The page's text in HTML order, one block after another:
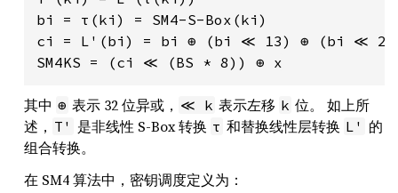
bi = τ(ki) = SM4-S-Box(ki)
ci = L'(bi) = bi ⊕ (bi ≪ 13) ⊕ (bi ≪
其中 ⊕ 表示 32 位异或， ≪ k 表示左移 k 位。 如上所
述， T' 是非线性 S-Box 转换 τ 和替换线性层转换 L' 的
组合转换。
在 SM4 算法中，密钥调度定义为：